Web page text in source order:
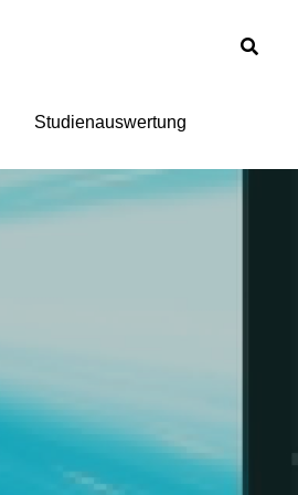
Studienauswertung
Studienauswertung